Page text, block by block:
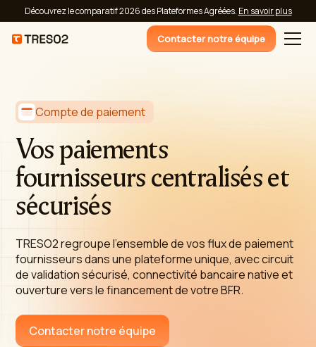
Découvrez le comparatif 2026 des Plateformes Agréées. En savoir plus
Contacter notre équipe
Compte de paiement
Vos paiements
fournisseurs centralisés et
sécurisés
TRESO2 regroupe l'ensemble de vos flux de paiement
fournisseurs dans une plateforme unique, avec circuit
de validation sécurisé, connectivité bancaire native et
ouverture vers le financement de votre BFR.
Contacter notre équipe